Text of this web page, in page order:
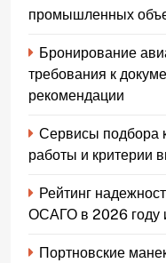
промышленных
Бронирование
требования к
рекомендации
Сервисы подбора
работы и критерии
Рейтинг
ОСАГО в 2026 году
Портновские